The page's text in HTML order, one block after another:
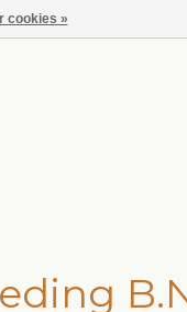
cookies »